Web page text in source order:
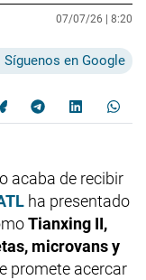
07/07/26 | 8:20
Síguenos en Google
acaba de recibir
ha presentado
Tianxing II,
microvans y
promete acercar